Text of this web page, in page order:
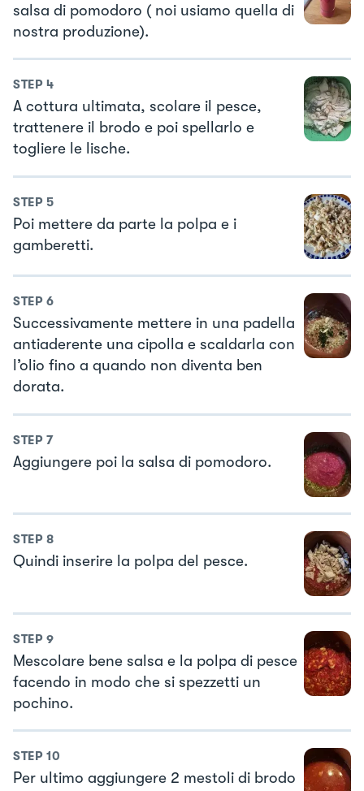
salsa di pomodoro ( noi usiamo quella di
nostra produzione).
STEP 4
A cottura ultimata, scolare il pesce,
trattenere il brodo e poi spellarlo e
togliere le lische.
STEP 5
Poi mettere da parte la polpa e i
gamberetti.
STEP 6
Successivamente mettere in una padella
antiaderente una cipolla e scaldarla con
l’olio fino a quando non diventa ben
dorata.
STEP 7
Aggiungere poi la salsa di pomodoro.
STEP 8
Quindi inserire la polpa del pesce.
STEP 9
Mescolare bene salsa e la polpa di pesce
facendo in modo che si spezzetti un
pochino.
STEP 10
Per ultimo aggiungere 2 mestoli di brodo